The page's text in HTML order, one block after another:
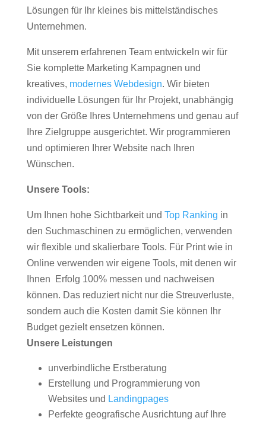
Lösungen für Ihr kleines bis mittelständisches
Unternehmen.
Mit unserem erfahrenen Team entwickeln wir für
Sie komplette Marketing Kampagnen und
kreatives, modernes Webdesign. Wir bieten
individuelle Lösungen für Ihr Projekt, unabhängig
von der Größe Ihres Unternehmens und genau auf
Ihre Zielgruppe ausgerichtet. Wir programmieren
und optimieren Ihrer Website nach Ihren
Wünschen.
Unsere Tools:
Um Ihnen hohe Sichtbarkeit und Top Ranking in
den Suchmaschinen zu ermöglichen, verwenden
wir flexible und skalierbare Tools. Für Print wie in
Online verwenden wir eigene Tools, mit denen wir
Ihnen Erfolg 100% messen und nachweisen
können. Das reduziert nicht nur die Streuverluste,
sondern auch die Kosten damit Sie können Ihr
Budget gezielt ensetzen können.
Unsere Leistungen
unverbindliche Erstberatung
Erstellung und Programmierung von
Websites und Landingpages
Perfekte geografische Ausrichtung auf Ihre